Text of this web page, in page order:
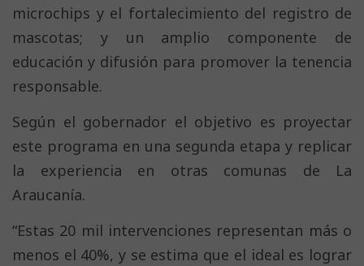
microchips y el fortalecimiento del registro de
mascotas; y un amplio componente de
educación y difusión para promover la tenencia
responsable.
Según el gobernador el objetivo es proyectar
este programa en una segunda etapa y replicar
la experiencia en otras comunas de La
Araucanía.
“Estas 20 mil intervenciones representan más o
menos el 40%, y se estima que el ideal es lograr